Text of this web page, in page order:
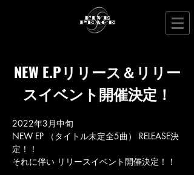
NEW E.Pリリース＆リリー
スイベント開催決定！
2022年3月中旬
NEW EP （タイトル未定全5曲） RELEASE決
定！！
それに伴い リリースイベント開催決定！！